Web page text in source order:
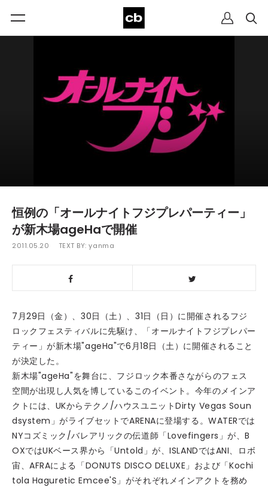
恒例の「オールナイトフジプレパーティー」
が新木場ageHaで開催
2011.05.20 TEXT BY:yanma
7月29日（金）、30日（土）、31日（日）に開催されるフジ
ロックフェスティバルに先駆け、「オールナイトフジプレパー
ティー」が新木場"ageHa"で6月18日（土）に開催されること
が決定した。
新木場"ageHa"を舞台に、フジロック本番さながらのフェス
空間が出現し人気を博しているこのイベント。今年のメインア
クトには、UKからテクノ/ハウスユニットDirty Vegas Soun
dsystem」がライブセットでARENAに登場する。WATERでは
NYコズミック/バレアリックの伝道師「Lovefingers」が、B
OXではUKベース界から「Untold」が、ISLANDではANI、ロボ
宙、AFRAによる「DONUTS DISCO DELUXE」および「Kochi
tola Haguretic Emcee'S」がそれぞれメインアクトを務め